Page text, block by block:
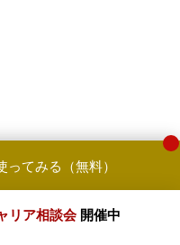
てみる（無料）
リア相談会 開催中